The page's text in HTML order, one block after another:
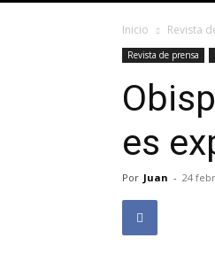
Inicio Revista
Revista de prensa
es
Por Juan - 24